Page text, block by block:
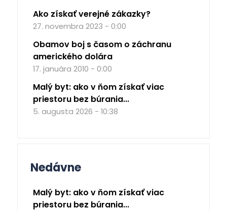
Ako získať verejné zákazky?
27. novembra 2023 - 0:00
Obamov boj s časom o záchranu
amerického dolára
17. januára 2010 - 0:00
Malý byt: ako v ňom získať viac
priestoru bez búrania...
5. augusta 2026 - 10:38
Nedávne
Malý byt: ako v ňom získať viac
priestoru bez búrania...